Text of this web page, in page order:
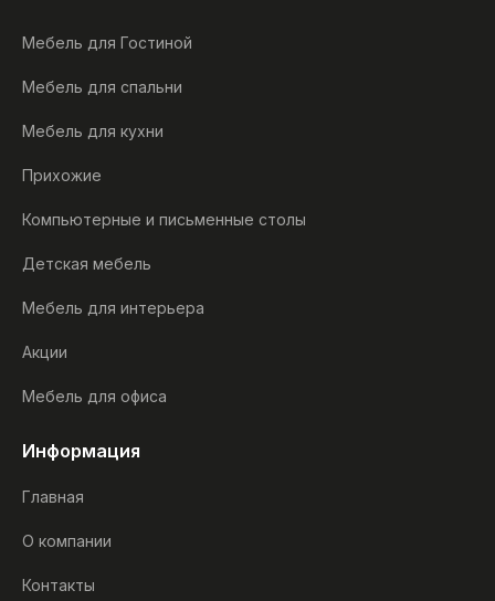
Мебель для Гостиной
Мебель для спальни
Мебель для кухни
Прихожие
Компьютерные и письменные столы
Детская мебель
Мебель для интерьера
Акции
Мебель для офиса
Информация
Главная
О компании
Контакты